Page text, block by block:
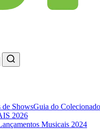
de ShowsGuia do
2026
Musicais 2024